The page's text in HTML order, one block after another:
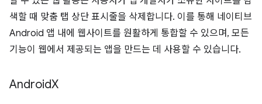
색할 때 맞춤 탭 상단 표시줄을 삭제합니다. 이를 통해 네이티브
Android 앱 내에 웹사이트를 원활하게 통합할 수 있으며, 모든
기능이 웹에서 제공되는 앱을 만드는 데 사용할 수 있습니다.
AndroidX